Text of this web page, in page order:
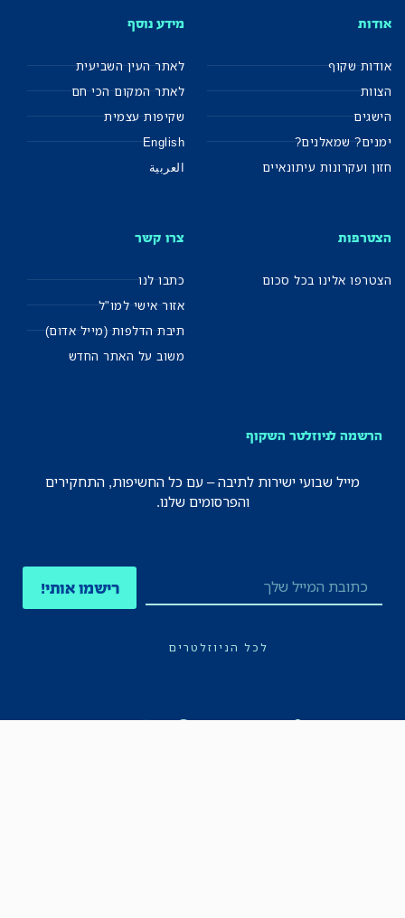
אודות
אודות שקוף
הצוות
הישגים
ימנים? שמאלנים?
חזון ועקרונות עיתונאיים
מידע נוסף
לאתר העין השביעית
לאתר המקום הכי חם
שקיפות עצמית
English
العربية
הצטרפות
הצטרפו אלינו בכל סכום
צרו קשר
כתבו לנו
אזור אישי למו"ל
תיבת הדלפות (מייל אדום)
משוב על האתר החדש
הרשמה לניוזלטר השקוף
מייל שבועי ישירות לתיבה – עם כל החשיפות, התחקירים
והפרסומים שלנו.
רישמו אותי!
לכל הניוזלטרים